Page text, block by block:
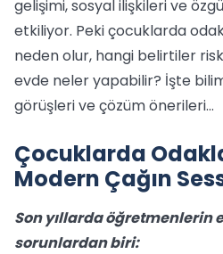
gelişimi, sosyal ilişkileri ve
etkiliyor. Peki çocuklarda
neden olur, hangi belirtiler
evde neler yapabilir? İşte
görüşleri ve çözüm önerileri…
Çocuklarda
Modern Çağın
Son yıllarda öğretmenlerin
sorunlardan biri: